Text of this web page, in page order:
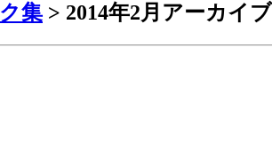
集 > 2014年2月アーカイブ